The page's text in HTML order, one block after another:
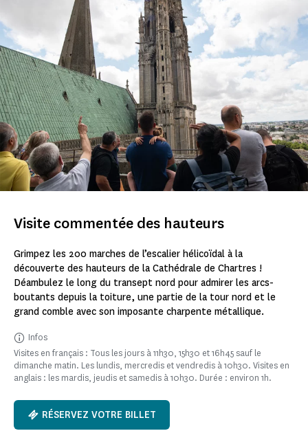
Visite commentée des hauteurs
Grimpez les 200 marches de l’escalier hélicoïdal à la
découverte des hauteurs de la Cathédrale de Chartres !
Déambulez le long du transept nord pour admirer les arcs-
boutants depuis la toiture, une partie de la tour nord et le
grand comble avec son imposante charpente métallique.
Infos
Visites en français : Tous les jours à 11h30, 15h30 et 16h45 sauf le
dimanche matin. Les lundis, mercredis et vendredis à 10h30. Visites en
anglais : les mardis, jeudis et samedis à 10h30. Durée : environ 1h.
RÉSERVEZ VOTRE BILLET